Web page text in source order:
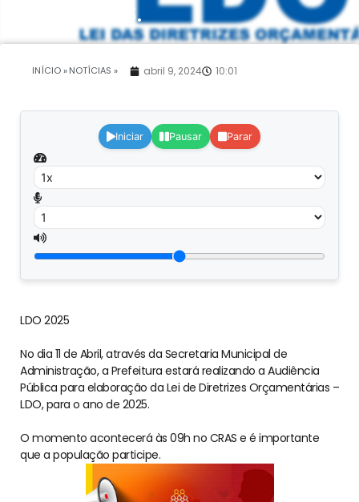
ano de 2025.
abril 9, 2024 10:01
INÍCIO »NOTÍCIAS »
Iniciar Pausar Parar
LDO 2025
No dia 11 de Abril, através da Secretaria Municipal de
Administração, a Prefeitura estará realizando a Audiência
Pública para elaboração da Lei de Diretrizes Orçamentárias –
LDO, para o ano de 2025.
O momento acontecerá às 09h no CRAS e é importante
que a população participe.